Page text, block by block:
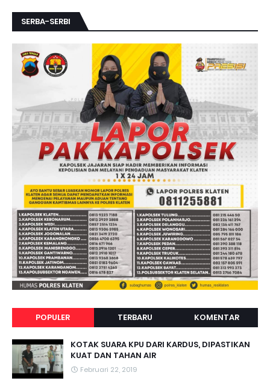
SERBA-SERBI
POPULER TERBARU KOMENTAR
KOTAK SUARA KPU DARI KARDUS, DIPASTIKAN
KUAT DAN TAHAN AIR
Februari 22, 2019